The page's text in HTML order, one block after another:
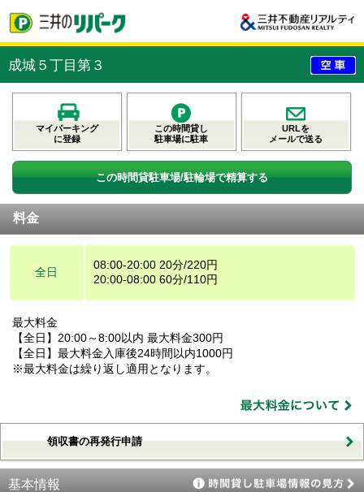
成城５丁目第３
マイパーキング
に登録
この時間貸し
駐車場に駐車
URLを
メールで送る
この時間貸駐車場/駐輪場で精算する
料金
全日
08:00-20:00 20分/220円
20:00-08:00 60分/110円
最大料金
【全日】20:00～8:00以内 最大料金300円
【全日】最大料金入庫後24時間以内1000円
※最大料金は繰り返し適用となります。
領収書の再発行申請
基本情報